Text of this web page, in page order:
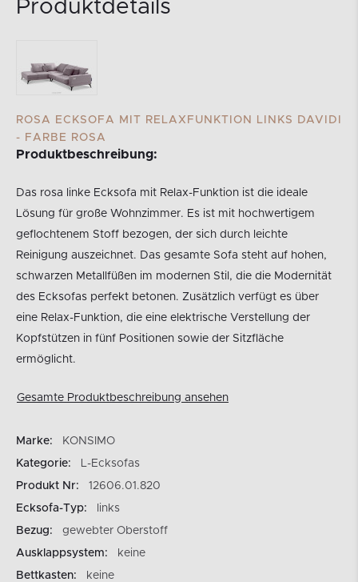
Produktdetails
ROSA ECKSOFA MIT RELAXFUNKTION LINKS DAVIDI
- FARBE ROSA
Produktbeschreibung:
Das rosa linke Ecksofa mit Relax-Funktion ist die ideale
Lösung für große Wohnzimmer. Es ist mit hochwertigem
geflochtenem Stoff bezogen, der sich durch leichte
Reinigung auszeichnet. Das gesamte Sofa steht auf hohen,
schwarzen Metallfüßen im modernen Stil, die die Modernität
des Ecksofas perfekt betonen. Zusätzlich verfügt es über
eine Relax-Funktion, die eine elektrische Verstellung der
Kopfstützen in fünf Positionen sowie der Sitzfläche
ermöglicht.
Gesamte Produktbeschreibung ansehen
Marke:
KONSIMO
Kategorie:
L-Ecksofas
Produkt Nr:
12606.01.820
Ecksofa-Typ:
links
Bezug:
gewebter Oberstoff
Ausklappsystem:
keine
Bettkasten:
keine